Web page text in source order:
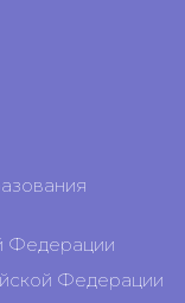
Федерации
Федерации